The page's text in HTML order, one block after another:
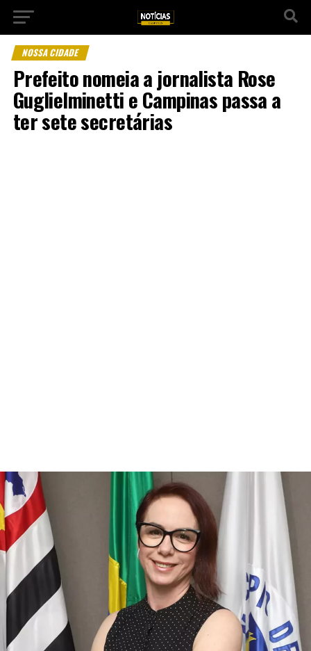
NOSSA CIDADE
Prefeito nomeia a jornalista Rose
Guglielminetti e Campinas passa a
ter sete secretárias